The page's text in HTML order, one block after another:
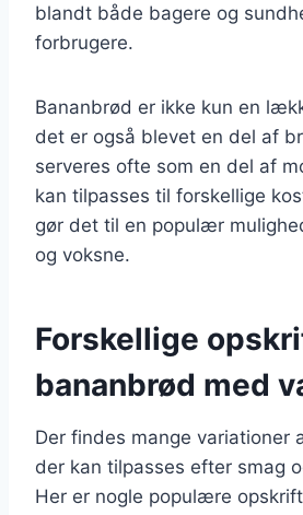
blandt både bagere og
forbrugere.
Bananbrød er ikke kun en
det er også blevet en del af
serveres ofte som en del af
kan tilpasses til forskellige
gør det til en populær
og voksne.
Forskellige
bananbrød med
Der findes mange variationer
der kan tilpasses efter smag
Her er nogle populære